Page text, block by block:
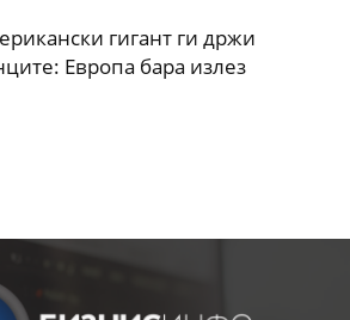
гигант ги држи
Европа бара излез